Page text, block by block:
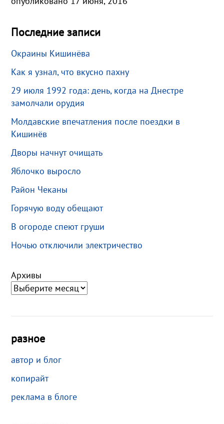
Последние записи
Окраины Кишинёва
Как я узнал, что вкусно пахну
29 июля 1992 года: день, когда на Днестре
замолчали орудия
Молдавские впечатления после поездки в
Кишинёв
Дворы начнут очищать
Яблочко выросло
Район Чеканы
Горячую воду обещают
В огороде спеют груши
Ночью отключили электричество
Архивы
разное
автор и блог
копирайт
реклама в блоге